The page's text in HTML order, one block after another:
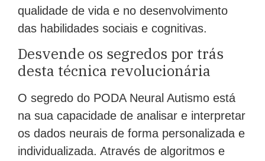
qualidade de vida e no desenvolvimento
das habilidades sociais e cognitivas.
Desvende os segredos por trás
desta técnica revolucionária
O segredo do PODA Neural Autismo está
na sua capacidade de analisar e interpretar
os dados neurais de forma personalizada e
individualizada. Através de algoritmos e